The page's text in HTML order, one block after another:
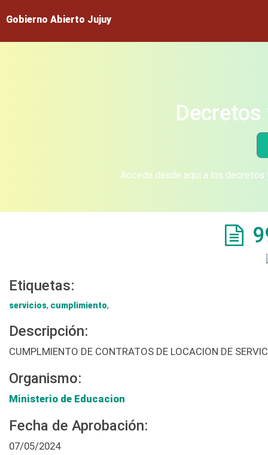
Gobierno Abierto Jujuy
Acceda desde aquí a los
Etiquetas:
servicios, cumplimiento,
Descripción:
CUMPLMIENTO DE CONTRATOS DE LOCACION DE
Organismo:
Ministerio de Educacion
Fecha de Aprobación:
07/05/2024